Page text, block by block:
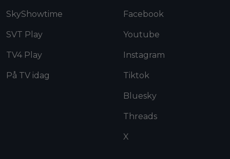
SkyShowtime
SVT Play
TV4 Play
På TV idag
Facebook
Youtube
Instagram
Tiktok
Bluesky
Threads
X